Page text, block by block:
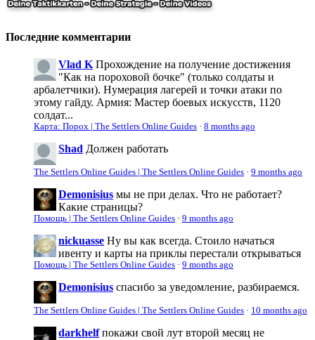
Последние комментарии
Vlad K Прохождение на получение достижения
"Как на пороховой бочке" (только солдаты и
арбалетчики). Нумерация лагерей и точки атаки по
этому гайду. Армия: Мастер боевых искусств, 1120
солдат...
Карта: Порох | The Settlers Online Guides · 8 months ago
Shad Должен работать
The Settlers Online Guides | The Settlers Online Guides · 9 months ago
Demonisius мы не при делах. Что не работает?
Какие страницы?
Помощь | The Settlers Online Guides · 9 months ago
nickuasse Ну вы как всегда. Стоило начаться
ивенту и карты на приклы перестали открываться
Помощь | The Settlers Online Guides · 9 months ago
Demonisius спасибо за уведомление, разбираемся.
The Settlers Online Guides | The Settlers Online Guides · 10 months ago
darkhelf покажи свой лут второй месяц не